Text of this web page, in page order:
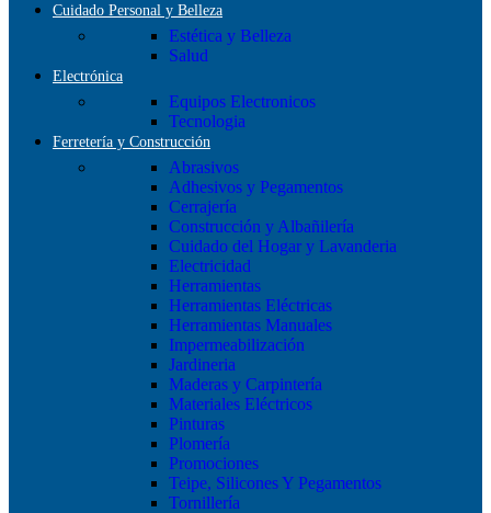
Cuidado Personal y Belleza
Estética y Belleza
Salud
Electrónica
Equipos Electronicos
Tecnologia
Ferretería y Construcción
Abrasivos
Adhesivos y Pegamentos
Cerrajería
Construcción y Albañilería
Cuidado del Hogar y Lavanderia
Electricidad
Herramientas
Herramientas Eléctricas
Herramientas Manuales
Impermeabilización
Jardineria
Maderas y Carpintería
Materiales Eléctricos
Pinturas
Plomería
Promociones
Teipe, Silicones Y Pegamentos
Tornillería